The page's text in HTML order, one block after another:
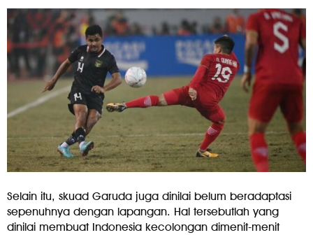
Selain itu, skuad Garuda juga dinilai belum beradaptasi
sepenuhnya dengan lapangan. Hal tersebutlah yang
dinilai membuat Indonesia kecolongan dimenit-menit